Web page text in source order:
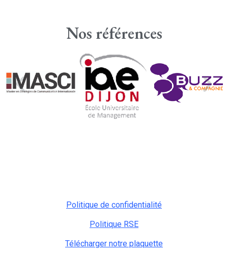
Nos références
Politique de confidentialité
Politique RSE
Télécharger notre plaquette